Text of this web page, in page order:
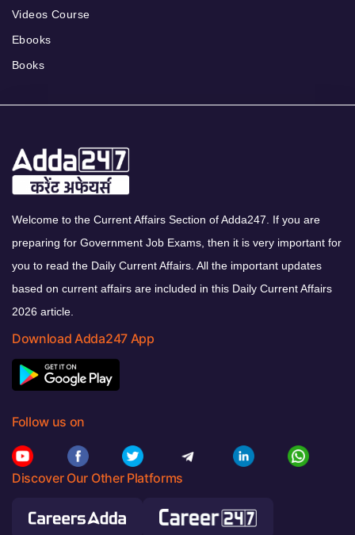
Videos Course
Ebooks
Books
Welcome to the Current Affairs Section of Adda247. If you are
preparing for Government Job Exams, then it is very important for
you to read the Daily Current Affairs. All the important updates
based on current affairs are included in this Daily Current Affairs
2026 article.
Download Adda247 App
Follow us on
Discover Our Other Platforms